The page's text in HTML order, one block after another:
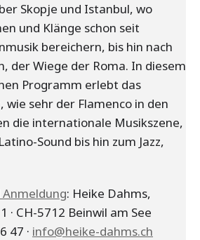
Skopje und Istanbul, wo
und Klänge schon seit
bereichern, bis hin nach
der Wiege der Roma. In diesem
Programm erlebt das
wie sehr der Flamenco in den
die internationale Musikszene,
Sound bis hin zum Jazz,
: Heike Dahms,
· CH-5712 Beinwil am See
47 · info@heike-dahms.ch